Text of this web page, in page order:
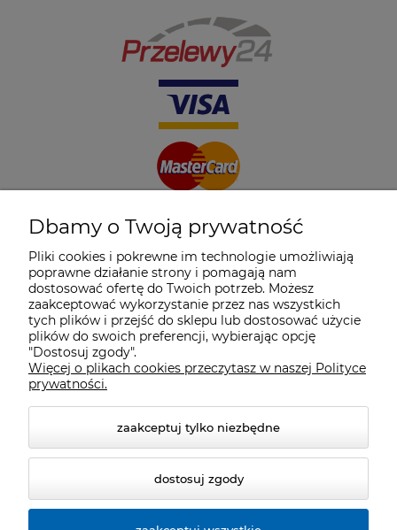
Dbamy o Twoją prywatność
Pliki cookies i pokrewne im technologie umożliwiają
poprawne działanie strony i pomagają nam
dostosować ofertę do Twoich potrzeb. Możesz
zaakceptować wykorzystanie przez nas wszystkich
tych plików i przejść do sklepu lub dostosować użycie
plików do swoich preferencji, wybierając opcję
"Dostosuj zgody".
Więcej o plikach cookies przeczytasz w naszej Polityce
prywatności.
zaakceptuj tylko niezbędne
dostosuj zgody